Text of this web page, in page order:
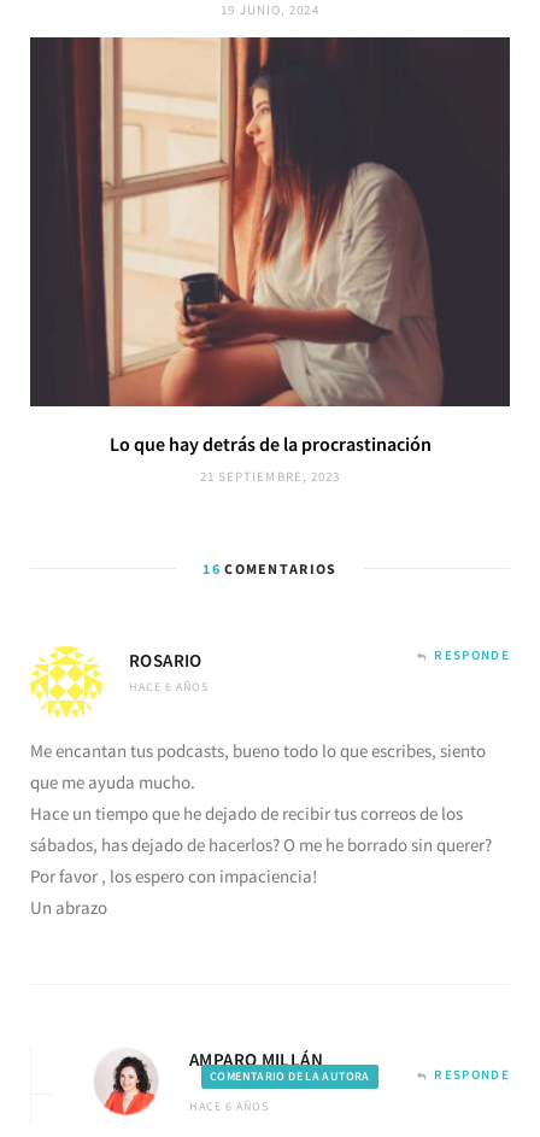
19 JUNIO, 2024
Lo que hay detrás de la procrastinación
21 SEPTIEMBRE, 2023
16 COMENTARIOS
ROSARIO
HACE 6 AÑOS
RESPONDE
Me encantan tus podcasts, bueno todo lo que escribes, siento
que me ayuda mucho.
Hace un tiempo que he dejado de recibir tus correos de los
sábados, has dejado de hacerlos? O me he borrado sin querer?
Por favor , los espero con impaciencia!
Un abrazo
AMPARO MILLÁN
COMENTARIO DE LA AUTORA
HACE 6 AÑOS
RESPONDE